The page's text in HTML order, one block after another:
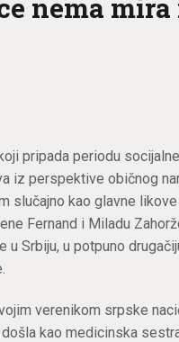
nema mira
pripada periodu socijalne
iz perspektive običnog
slučajno kao glavne likove
Fernand i Miladu
Srbiju, u potpuno
verenikom srpske
kao medicinska